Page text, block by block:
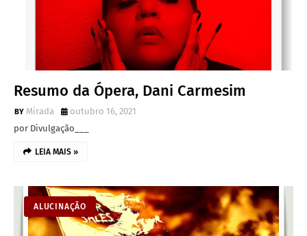
Resumo da Ópera, Dani Carmesim
Mirada
outubro 16, 2021
por Divulgação___
LEIA MAIS »
ALUCINAÇÃO